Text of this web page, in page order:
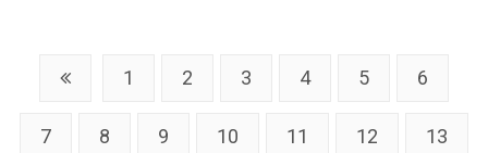
1 2 3 4 5 6
7 8 9 10 11 12 13